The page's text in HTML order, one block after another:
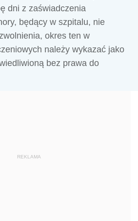
dni z zaświadczenia
będący w szpitalu, nie
okres ten w
należy wykazać jako
bez prawa do
REKLAMA